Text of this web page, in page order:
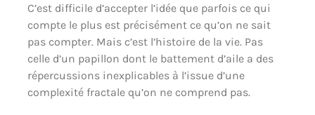
C’est difficile d’accepter l’idée que parfois ce qui
compte le plus est précisément ce qu’on ne sait
pas compter. Mais c’est l’histoire de la vie. Pas
celle d’un papillon dont le battement d’aile a des
répercussions inexplicables à l’issue d’une
complexité fractale qu’on ne comprend pas.